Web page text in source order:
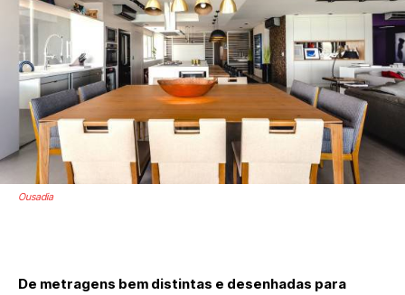
Ousadia
De metragens bem distintas e desenhadas para